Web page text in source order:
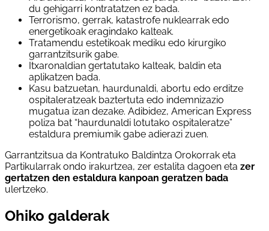
du gehigarri kontratatzen ez bada.
Terrorismo, gerrak, katastrofe nuklearrak edo
energetikoak eragindako kalteak.
Tratamendu estetikoak mediku edo kirurgiko
garrantzitsurik gabe.
Itxaronaldian gertatutako kalteak, baldin eta
aplikatzen bada.
Kasu batzuetan, haurdunaldi, abortu edo erditze
ospitaleratzeak baztertuta edo indemnizazio
mugatua izan dezake. Adibidez, American Express
poliza bat “haurdunaldi lotutako ospitaleratze”
estaldura premiumik gabe adierazi zuen.
Garrantzitsua da Kontratuko Baldintza Orokorrak eta
Partikularrak ondo irakurtzea, zer estalita dagoen eta zer
gertatzen den estaldura kanpoan geratzen bada
ulertzeko.
Ohiko galderak